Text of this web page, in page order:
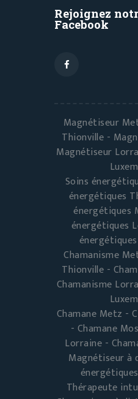
Rejoignez
Facebook
Magnétiseur
Thionville -
Magnétiseur
Soins
énergétiques
énergétiques
énergétiques
Chamanisme
Thionville -
Chamanisme
Chamane Metz -
- Chamane
Lorraine -
Magnétiseur à
Thérapeute